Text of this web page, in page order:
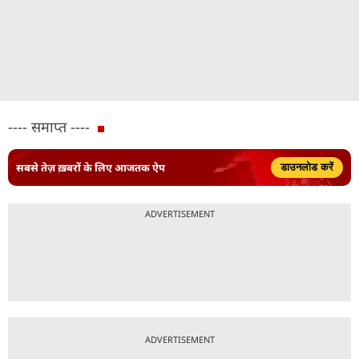
---- समाप्त ----
सबसे तेज़ ख़बरों के लिए आजतक ऐप डाउनलोड करें
ADVERTISEMENT
ADVERTISEMENT